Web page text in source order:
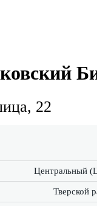
22
Центральный
Тверской